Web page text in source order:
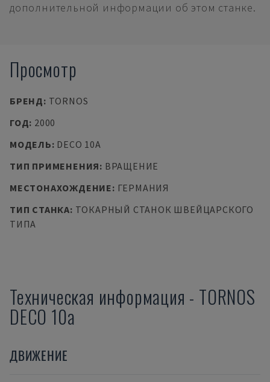
дополнительной информации об этом станке.
Просмотр
БРЕНД: TORNOS
ГОД: 2000
МОДЕЛЬ: DECO 10A
ТИП ПРИМЕНЕНИЯ: ВРАЩЕНИЕ
МЕСТОНАХОЖДЕНИЕ: ГЕРМАНИЯ
ТИП СТАНКА: ТОКАРНЫЙ СТАНОК ШВЕЙЦАРСКОГО
ТИПА
Техническая информация - TORNOS
DECO 10a
ДВИЖЕНИЕ